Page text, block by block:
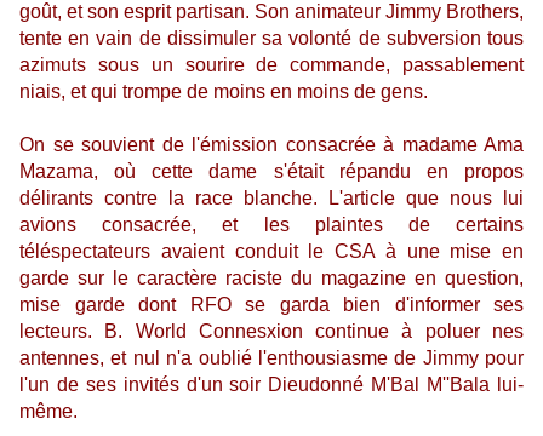
goût, et son esprit partisan. Son animateur Jimmy Brothers,
tente en vain de dissimuler sa volonté de subversion tous
azimuts sous un sourire de commande, passablement
niais, et qui trompe de moins en moins de gens.
On se souvient de l'émission consacrée à madame Ama
Mazama, où cette dame s'était répandu en propos
délirants contre la race blanche. L'article que nous lui
avions consacrée, et les plaintes de certains
téléspectateurs avaient conduit le CSA à une mise en
garde sur le caractère raciste du magazine en question,
mise garde dont RFO se garda bien d'informer ses
lecteurs. B. World Connesxion continue à poluer nes
antennes, et nul n'a oublié l'enthousiasme de Jimmy pour
l'un de ses invités d'un soir Dieudonné M'Bal M''Bala lui-
même.